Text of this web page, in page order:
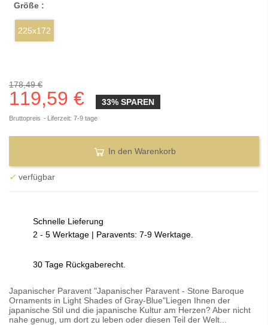
Größe :
225x172
178,49 €
119,59 € 33% SPAREN
Bruttopreis Liferzeit: 7-9 tage
In den Warenkorb
✓ verfügbar
Schnelle Lieferung
2 - 5 Werktage | Paravents: 7-9 Werktage.
30 Tage Rückgaberecht.
Japanischer Paravent "Japanischer Paravent - Stone Baroque
Ornaments in Light Shades of Gray-Blue"Liegen Ihnen der
japanische Stil und die japanische Kultur am Herzen? Aber nicht
nahe genug, um dort zu leben oder diesen Teil der Welt...